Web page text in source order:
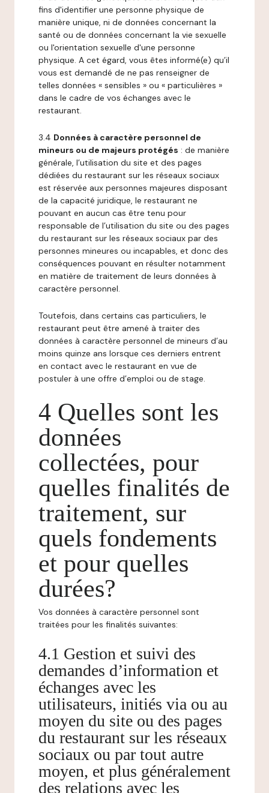
fins d'identifier une personne physique de
manière unique, ni de données concernant la
santé ou de données concernant la vie sexuelle
ou l'orientation sexuelle d'une personne
physique. A cet égard, vous êtes informé(e) qu’il
vous est demandé de ne pas renseigner de
telles données « sensibles » ou « particulières »
dans le cadre de vos échanges avec le
restaurant.
3.4 Données à caractère personnel de
mineurs ou de majeurs protégés : de manière
générale, l’utilisation du site et des pages
dédiées du restaurant sur les réseaux sociaux
est réservée aux personnes majeures disposant
de la capacité juridique, le restaurant ne
pouvant en aucun cas être tenu pour
responsable de l’utilisation du site ou des pages
du restaurant sur les réseaux sociaux par des
personnes mineures ou incapables, et donc des
conséquences pouvant en résulter notamment
en matière de traitement de leurs données à
caractère personnel.
Toutefois, dans certains cas particuliers, le
restaurant peut être amené à traiter des
données à caractère personnel de mineurs d’au
moins quinze ans lorsque ces derniers entrent
en contact avec le restaurant en vue de
postuler à une offre d’emploi ou de stage.
4 Quelles sont les
données
collectées, pour
quelles finalités de
traitement, sur
quels fondements
et pour quelles
durées?
Vos données à caractère personnel sont
traitées pour les finalités suivantes:
4.1 Gestion et suivi des
demandes d’information et
échanges avec les
utilisateurs, initiés via ou au
moyen du site ou des pages
du restaurant sur les réseaux
sociaux ou par tout autre
moyen, et plus généralement
des relations avec les